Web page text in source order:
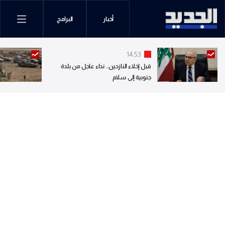
أخبار البرامج
14:53
قبل إخلاء النازحين.. نداء عاجل من بلدة
جنوبية إلى سلام